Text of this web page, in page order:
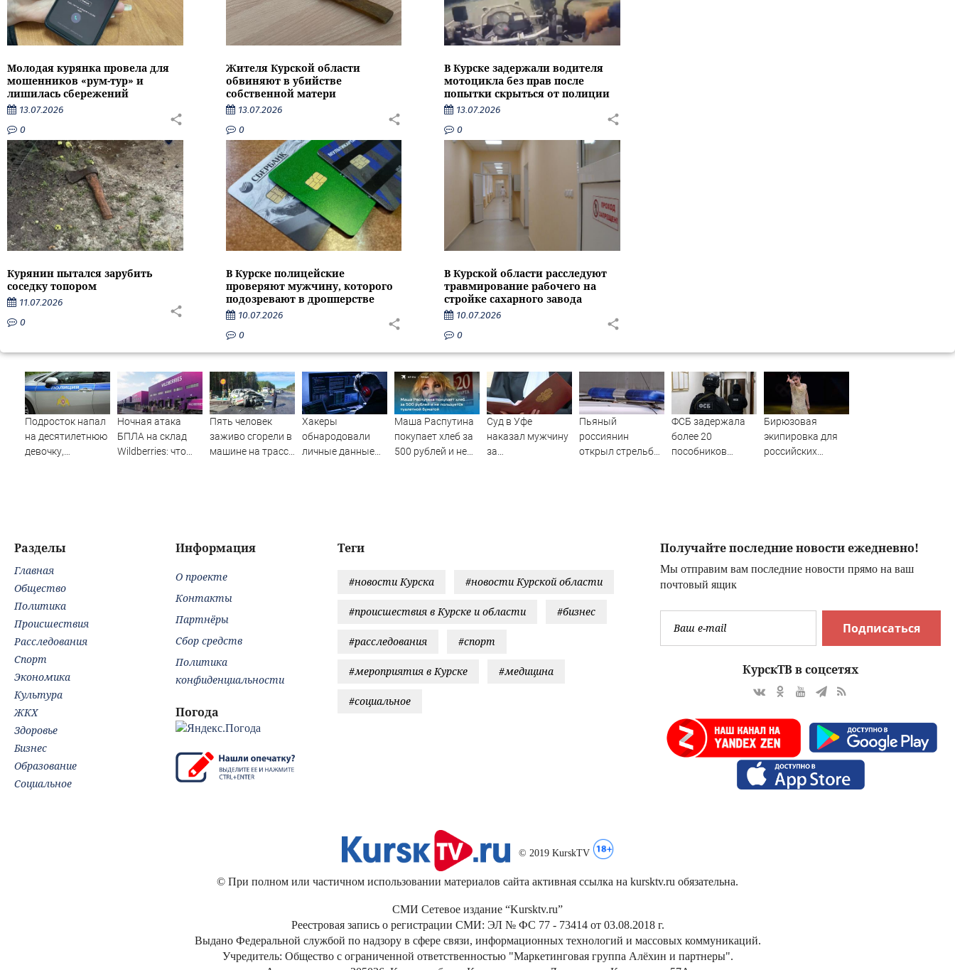
Молодая курянка провела для
мошенников «рум-тур» и
лишилась сбережений
13.07.2026
0
Жителя Курской области
обвиняют в убийстве
собственной матери
13.07.2026
0
В Курске задержали водителя
мотоцикла без прав после
попытки скрыться от полиции
13.07.2026
0
Курянин пытался зарубить
соседку топором
11.07.2026
0
В Курске полицейские
проверяют мужчину, которого
подозревают в дропперстве
10.07.2026
0
В Курской области расследуют
травмирование рабочего на
стройке сахарного завода
10.07.2026
0
Подросток напал
на десятилетнюю
девочку,
Ночная атака
БПЛА на склад
Wildberries: что
Пять человек
заживо сгорели в
машине на трассе
Хакеры
обнародовали
личные данные
Маша Распутина
покупает хлеб за
500 рублей и не
Суд в Уфе
наказал мужчину
за
Пьяный
россиянин
открыл стрельбу
ФСБ задержала
более 20
пособников
Бирюзовая
экипировка для
российских
Получайте последние новости ежедневно!
Мы отправим вам последние новости прямо на ваш
почтовый ящик
Подписаться
КурскТВ в соцсетях
Теги
#новости Курска #новости Курской области
#происшествия в Курске и области #бизнес
#расследования #спорт
#мероприятия в Курске #медицина
#социальное
Разделы
Главная
Общество
Политика
Происшествия
Расследования
Спорт
Экономика
Культура
ЖКХ
Здоровье
Бизнес
Образование
Социальное
Информация
О проекте
Контакты
Партнёры
Сбор средств
Политика
конфиденциальности
Погода
© 2019 KurskTV
© При полном или частичном использовании материалов сайта активная ссылка на kursktv.ru обязательна.
СМИ Сетевое издание “Kursktv.ru”
Реестровая запись о регистрации СМИ: ЭЛ № ФС 77 - 73414 от 03.08.2018 г.
Выдано Федеральной службой по надзору в сфере связи, информационных технологий и массовых коммуникаций.
Учредитель: Общество с ограниченной ответственностью "Маркетинговая группа Алёхин и партнеры".